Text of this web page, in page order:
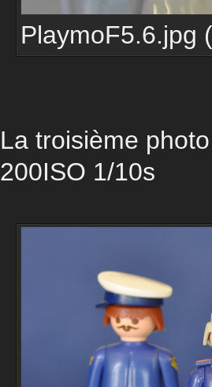
PlaymoF5.6.jpg
La troisième
200ISO 1/10s